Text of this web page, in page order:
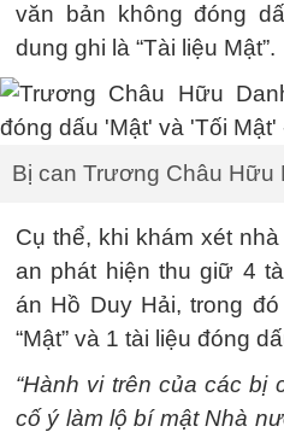
văn bản không đóng
dung ghi là “Tài liệu Mật”.
Bị can Trương Châu Hữu
Cụ thể, khi khám xét
an phát hiện thu giữ 4
án Hồ Duy Hải, trong
“Mật” và 1 tài liệu đóng
“Hành vi trên của các bị
cố ý làm lộ bí mật Nhà